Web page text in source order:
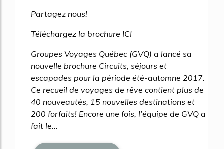
Partagez nous!
Téléchargez la brochure ICI
Groupes Voyages Québec (GVQ) a lancé sa
nouvelle brochure Circuits, séjours et
escapades pour la période été-automne 2017.
Ce recueil de voyages de rêve contient plus de
40 nouveautés, 15 nouvelles destinations et
200 forfaits! Encore une fois, l'équipe de GVQ a
fait le...